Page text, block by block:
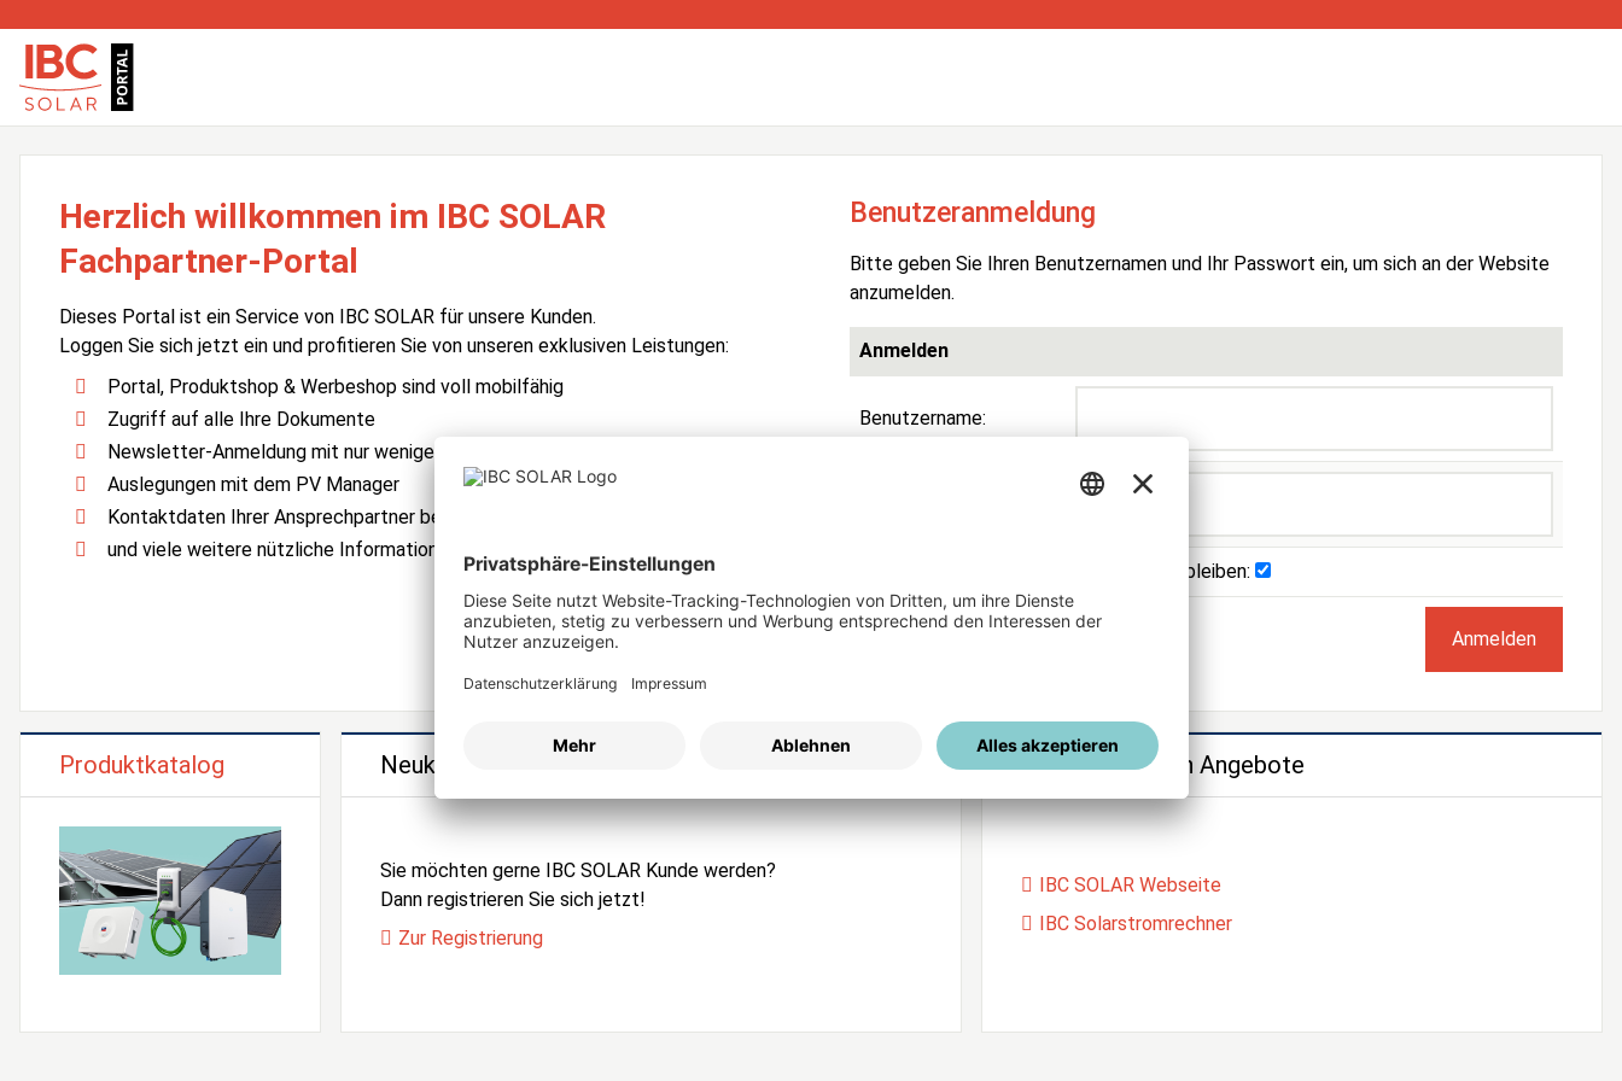
Herzlich willkommen im IBC SOLAR
Fachpartner-Portal
Dieses Portal ist ein Service von IBC SOLAR für unsere Kunden.
Loggen Sie sich jetzt ein und profitieren Sie von unseren exklusiven Leistungen:
Portal, Produktshop & Werbeshop sind voll mobilfähig
Zugriff auf alle Ihre Dokumente
Newsletter-Anmeldung mit nur wenigen Klicks
Auslegungen mit dem PV Manager
Kontaktdaten Ihrer Ansprechpartner bei IBC SOLAR
und viele weitere nützliche Informationen und Services
Benutzeranmeldung
Bitte geben Sie Ihren Benutzernamen und Ihr Passwort ein, um sich an der Website
anzumelden.
Anmelden
Benutzername:
Angemeldet bleiben:
Passwort vergessen?
Produktkatalog Neukunden Registrierung
Sie möchten gerne IBC SOLAR Kunde werden?
Dann registrieren Sie sich jetzt!
Zur Registrierung
Unsere weiteren Angebote
IBC SOLAR Webseite
IBC Solarstromrechner